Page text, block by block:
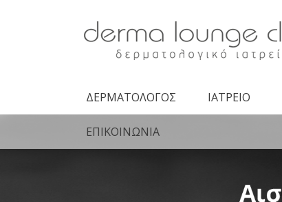
Derma Lounge
Clinic -
Κλινική
ΔΕΡΜΑΤΟΛΟΓΟΣ ΙΑΤΡΕΙΟ
ΕΠΙΚΟΙΝΩΝΙΑ